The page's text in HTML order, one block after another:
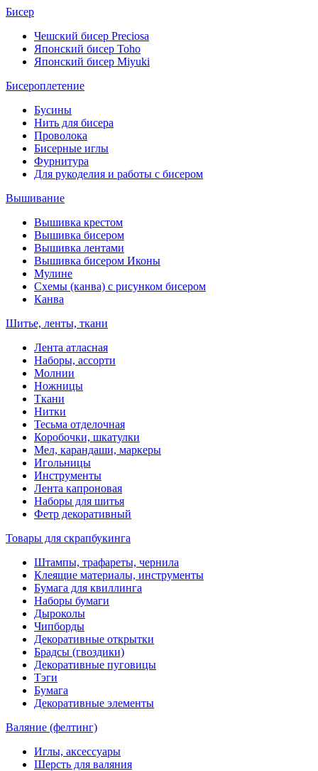
Бисер
Чешский бисер Preciosa
Японский бисер Toho
Японский бисер Miyuki
Бисероплетение
Бусины
Нить для бисера
Проволока
Бисерные иглы
Фурнитура
Для рукоделия и работы с бисером
Вышивание
Вышивка крестом
Вышивка бисером
Вышивка лентами
Вышивка бисером Иконы
Мулине
Схемы (канва) с рисунком бисером
Канва
Шитье, ленты, ткани
Лента атласная
Наборы, ассорти
Молнии
Ножницы
Ткани
Нитки
Тесьма отделочная
Коробочки, шкатулки
Мел, карандаши, маркеры
Игольницы
Инструменты
Лента капроновая
Наборы для шитья
Фетр декоративный
Товары для скрапбукинга
Штампы, трафареты, чернила
Клеящие материалы, инструменты
Бумага для квиллинга
Наборы бумаги
Дыроколы
Чипборды
Декоративные открытки
Брадсы (гвоздики)
Декоративные пуговицы
Тэги
Бумага
Декоративные элементы
Валяние (фелтинг)
Иглы, аксессуары
Шерсть для валяния